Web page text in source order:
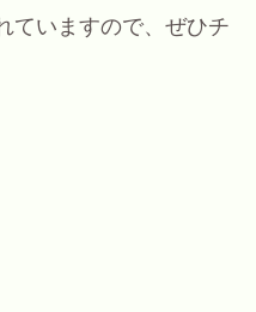
ていますので、ぜひチ